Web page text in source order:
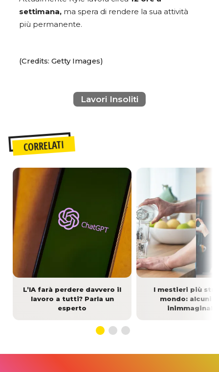
settimana, ma spera di rendere la sua attività
più permanente.
(Credits: Getty Images)
Lavori Insoliti
CORRELATI
L’IA farà perdere davvero il
lavoro a tutti? Parla un
esperto
I mestieri più
mondo: alcuni